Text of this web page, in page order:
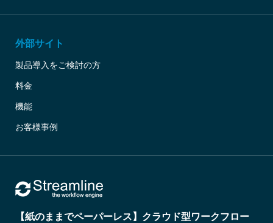
外部サイト
製品導入をご検討の方
料金
機能
お客様事例
【紙のままでペーパーレス】クラウド型ワークフロー